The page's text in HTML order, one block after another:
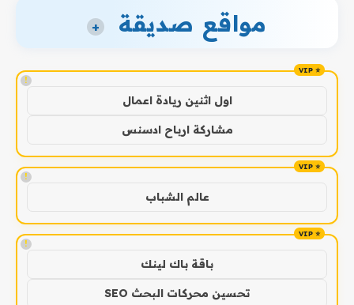
مواقع صديقة +
!
اول اثنين ريادة اعمال
مشاركة ارباح ادسنس
!
عالم الشباب
!
باقة باك لينك
تحسين محركات البحث SEO